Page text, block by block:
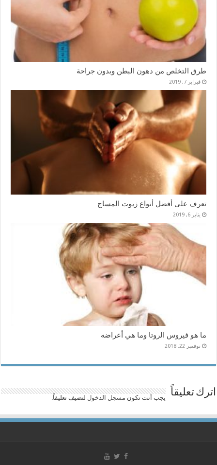
طرق التخلص من دهون البطن وبدون جراحة
فبراير 7, 2019
تعرف على أفضل أنواع زيوت المساج
يناير 6, 2019
ما هو فيروس الروتا وما هي أعراضه
نوفمبر 22, 2018
اترك تعليقاً يجب أنت تكون مسجل الدخول لتضيف تعليقاً.